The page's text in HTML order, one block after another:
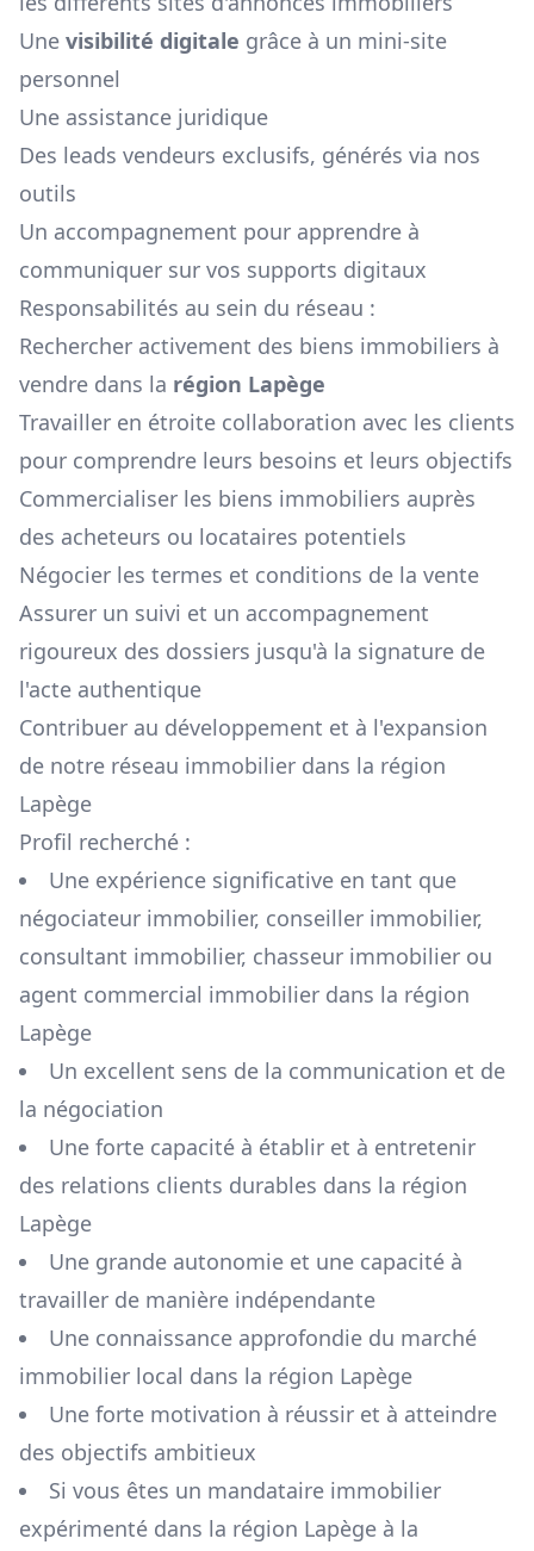
Une visibilité digitale grâce à un mini-site
personnel
Une assistance juridique
Des leads vendeurs exclusifs, générés via nos
outils
Un accompagnement pour apprendre à
communiquer sur vos supports digitaux
Responsabilités au sein du réseau :
Rechercher activement des biens immobiliers à
vendre dans la région Lapège
Travailler en étroite collaboration avec les clients
pour comprendre leurs besoins et leurs objectifs
Commercialiser les biens immobiliers auprès
des acheteurs ou locataires potentiels
Négocier les termes et conditions de la vente
Assurer un suivi et un accompagnement
rigoureux des dossiers jusqu'à la signature de
l'acte authentique
Contribuer au développement et à l'expansion
de notre réseau immobilier dans la région
Lapège
Profil recherché :
Une expérience significative en tant que
négociateur immobilier, conseiller immobilier,
consultant immobilier, chasseur immobilier ou
agent commercial immobilier dans la région
Lapège
Un excellent sens de la communication et de
la négociation
Une forte capacité à établir et à entretenir
des relations clients durables dans la région
Lapège
Une grande autonomie et une capacité à
travailler de manière indépendante
Une connaissance approfondie du marché
immobilier local dans la région Lapège
Une forte motivation à réussir et à atteindre
des objectifs ambitieux
Si vous êtes un mandataire immobilier
expérimenté dans la région Lapège à la